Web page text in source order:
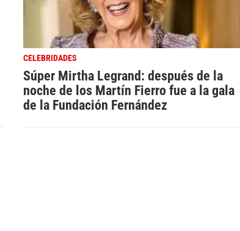
CELEBRIDADES
Súper Mirtha Legrand: después de la
noche de los Martín Fierro fue a la gala
de la Fundación Fernández